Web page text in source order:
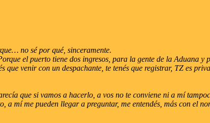
no sé por qué, sinceramente.
el puerto tiene dos ingresos, para la gente de la Aduana y
venir con un despachante, te tenés que registrar, TZ es
que si vamos a hacerlo, a vos no te conviene ni a mí
mí me pueden llegar a preguntar, me entendés, más con el